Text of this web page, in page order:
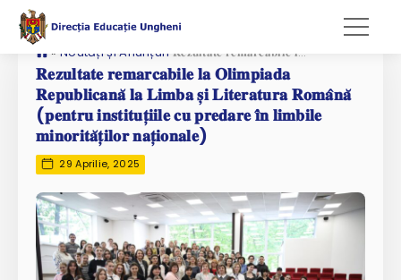
» Noutăți și Anunțuri 𝐑𝐞𝐳𝐮𝐥𝐭𝐚𝐭𝐞 𝐫𝐞𝐦𝐚𝐫𝐜𝐚𝐛𝐢𝐥𝐞 𝐥𝐚 𝐎𝐥𝐢𝐦𝐩𝐢𝐚𝐝𝐚 𝐑𝐞𝐩𝐮𝐛𝐥𝐢𝐜𝐚𝐧𝐚̆ 𝐥𝐚 𝐋𝐢𝐦𝐛𝐚 𝐬̦𝐢 𝐋𝐢𝐭𝐞𝐫𝐚𝐭𝐮𝐫𝐚 𝐑𝐨𝐦𝐚̂𝐧𝐚̆ (𝐩𝐞𝐧𝐭𝐫𝐮 𝐢𝐧𝐬𝐭𝐢𝐭𝐮𝐭̦𝐢𝐢𝐥𝐞 𝐜𝐮 𝐩𝐫𝐞𝐝𝐚𝐫𝐞 𝐢̂𝐧 𝐥𝐢𝐦𝐛𝐢𝐥𝐞 𝐦𝐢𝐧𝐨𝐫𝐢𝐭𝐚̆𝐭̦𝐢𝐥𝐨𝐫 𝐧𝐚𝐭̦𝐢𝐨𝐧𝐚𝐥𝐞)
𝐑𝐞𝐳𝐮𝐥𝐭𝐚𝐭𝐞 𝐫𝐞𝐦𝐚𝐫𝐜𝐚𝐛𝐢𝐥𝐞 𝐥𝐚 𝐎𝐥𝐢𝐦𝐩𝐢𝐚𝐝𝐚
𝐑𝐞𝐩𝐮𝐛𝐥𝐢𝐜𝐚𝐧𝐚̆ 𝐥𝐚 𝐋𝐢𝐦𝐛𝐚 𝐬̦𝐢 𝐋𝐢𝐭𝐞𝐫𝐚𝐭𝐮𝐫𝐚 𝐑𝐨𝐦𝐚̂𝐧𝐚̆
(𝐩𝐞𝐧𝐭𝐫𝐮 𝐢𝐧𝐬𝐭𝐢𝐭𝐮𝐭̦𝐢𝐢𝐥𝐞 𝐜𝐮 𝐩𝐫𝐞𝐝𝐚𝐫𝐞 𝐢̂𝐧 𝐥𝐢𝐦𝐛𝐢𝐥𝐞
𝐦𝐢𝐧𝐨𝐫𝐢𝐭𝐚̆𝐭̦𝐢𝐥𝐨𝐫 𝐧𝐚𝐭̦𝐢𝐨𝐧𝐚𝐥𝐞)
29 Aprilie, 2025